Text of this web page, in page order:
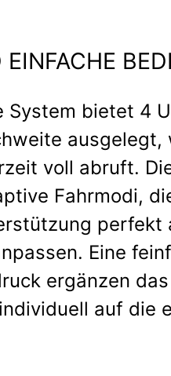
System bietet 4
ausgelegt,
voll abruft. Die
Fahrmodi,
perfekt
Eine
ergänzen
auf die